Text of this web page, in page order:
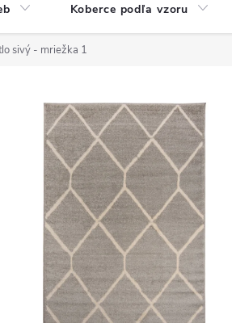
Koberce podľa vzoru
sivý - mriežka 1